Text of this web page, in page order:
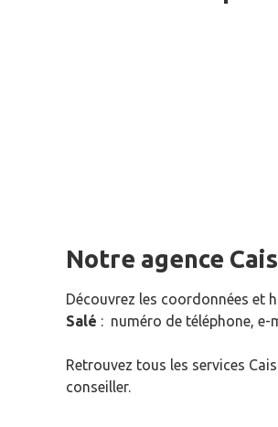
Notre agence
Découvrez les coordonnées et
Salé : numéro de téléphone, e-
Retrouvez tous les services
conseiller.